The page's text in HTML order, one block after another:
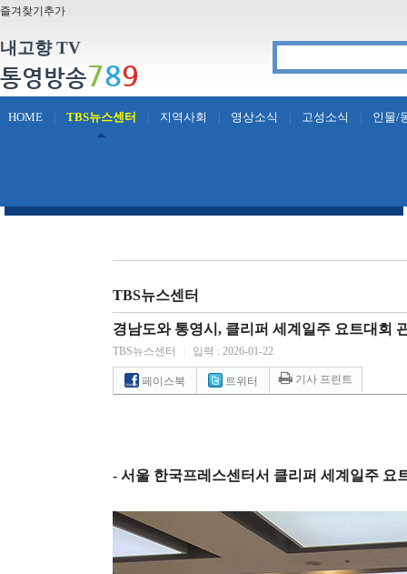
즐겨찾기추가
내고향 TV
통영방송789
HOME TBS뉴스센터 지역사회 영상소식 고성소식 인물/
TBS뉴스센터
경남도와 통영시, 클리퍼 세계일주 요트대회
TBS뉴스센터 입력 : 2026-01-22
페이스북 트위터 기사 프린트
- 서울 한국프레스센터서 클리퍼 세계일주 요